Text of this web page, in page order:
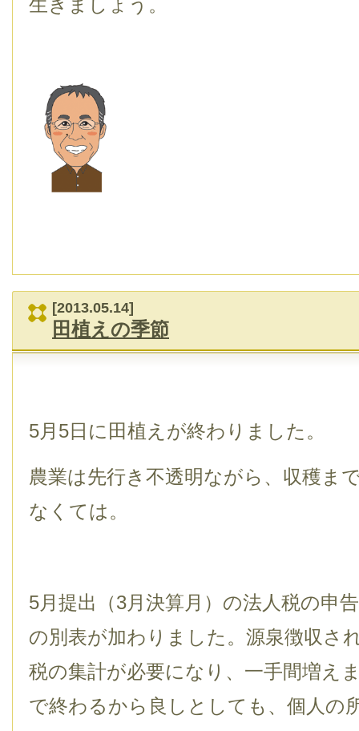
生きましょう。
[2013.05.14]
田植えの季節
5月5日に田植えが終わりました。
農業は先行き不透明ながら、収穫ま
なくては。
5月提出（3月決算月）の法人税の申
の別表が加わりました。源泉徴収さ
税の集計が必要になり、一手間増え
で終わるから良しとしても、個人の